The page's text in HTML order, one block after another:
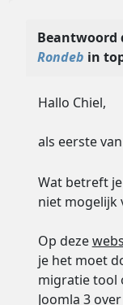
Beantwoord
Rondeb in
Hallo Chiel,
als eerste
Wat betreft
niet mogelijk
Op deze
je het moet
migratie tool
Joomla 3